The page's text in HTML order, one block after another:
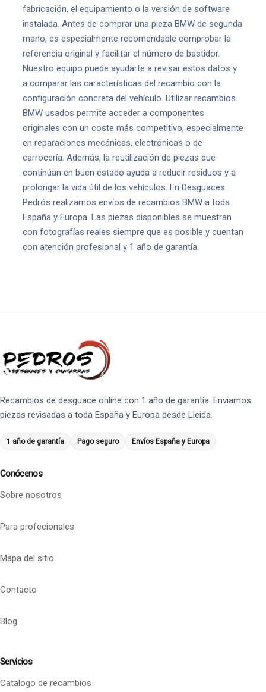
fabricación, el equipamiento o la versión de software
instalada. Antes de comprar una pieza BMW de segunda
mano, es especialmente recomendable comprobar la
referencia original y facilitar el número de bastidor.
Nuestro equipo puede ayudarte a revisar estos datos y
a comparar las características del recambio con la
configuración concreta del vehículo. Utilizar recambios
BMW usados permite acceder a componentes
originales con un coste más competitivo, especialmente
en reparaciones mecánicas, electrónicas o de
carrocería. Además, la reutilización de piezas que
continúan en buen estado ayuda a reducir residuos y a
prolongar la vida útil de los vehículos. En Desguaces
Pedrós realizamos envíos de recambios BMW a toda
España y Europa. Las piezas disponibles se muestran
con fotografías reales siempre que es posible y cuentan
con atención profesional y 1 año de garantía.
Recambios de desguace online con 1 año de garantía. Enviamos
piezas revisadas a toda España y Europa desde Lleida.
1 año de garantía Pago seguro Envíos España y Europa
Conócenos
Sobre nosotros
Para profecionales
Mapa del sitio
Contacto
Blog
Servicios
Catalogo de recambios